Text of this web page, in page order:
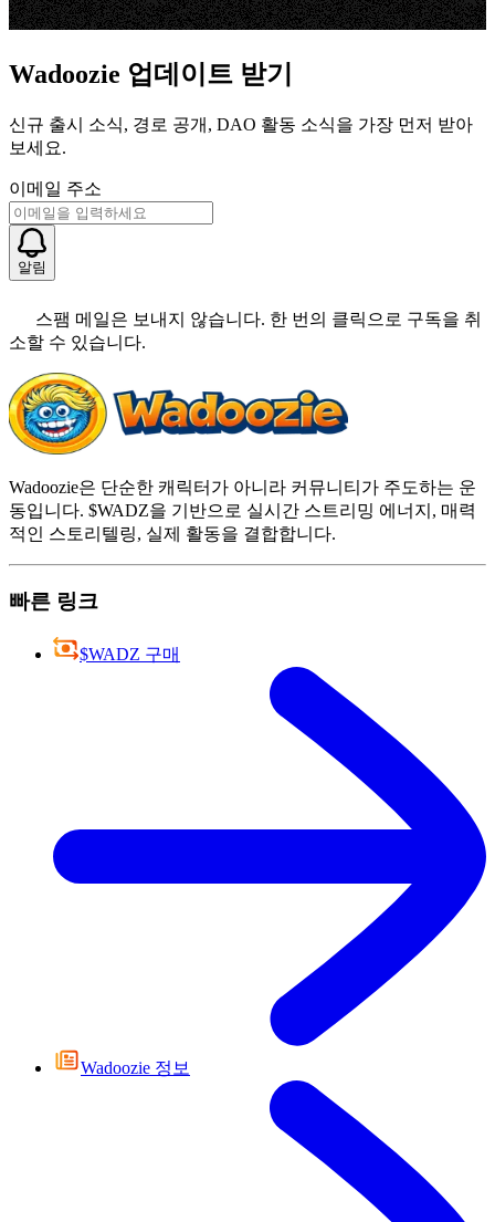
Wadoozie 업데이트 받기
신규 출시 소식, 경로 공개, DAO 활동 소식을 가장 먼저 받아
보세요.
이메일 주소
알림
스팸 메일은 보내지 않습니다. 한 번의 클릭으로 구독을 취
소할 수 있습니다.
Wadoozie은 단순한 캐릭터가 아니라 커뮤니티가 주도하는 운
동입니다. $WADZ을 기반으로 실시간 스트리밍 에너지, 매력
적인 스토리텔링, 실제 활동을 결합합니다.
빠른 링크
$WADZ 구매
Wadoozie 정보